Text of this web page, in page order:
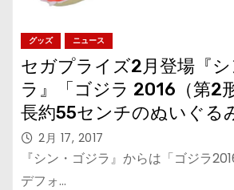
グッズ ニュース
セガプライズ2月登場『
ラ』「ゴジラ 2016（第2
長約55センチのぬいぐる
2月 17, 2017
『シン・ゴジラ』からは「ゴジラ
デフォ…